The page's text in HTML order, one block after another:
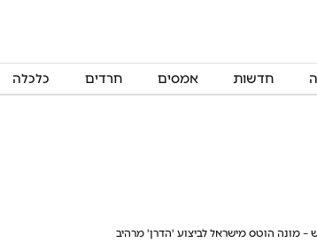
חדשות אמסים חרדים כלכלה
– מונה הוטס מישראל לביצוע 'הדרן' מרהיב